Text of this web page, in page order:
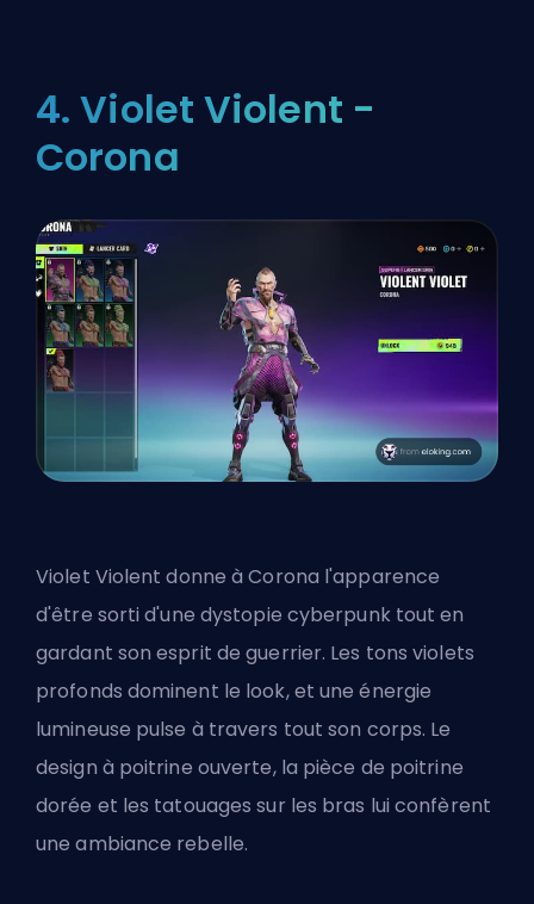
4. Violet Violent -
Corona
Violet Violent donne à Corona l'apparence
d'être sorti d'une dystopie cyberpunk tout en
gardant son esprit de guerrier. Les tons violets
profonds dominent le look, et une énergie
lumineuse pulse à travers tout son corps. Le
design à poitrine ouverte, la pièce de poitrine
dorée et les tatouages sur les bras lui confèrent
une ambiance rebelle.